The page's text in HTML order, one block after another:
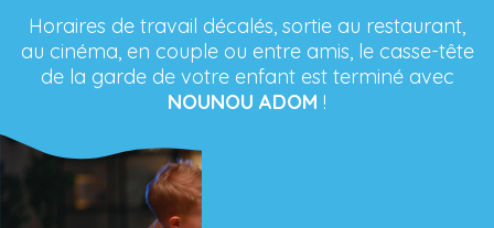
Horaires de travail décalés, sortie au restaurant,
au cinéma, en couple ou entre amis, le casse-tête
de la garde de votre enfant est terminé avec
NOUNOU ADOM !